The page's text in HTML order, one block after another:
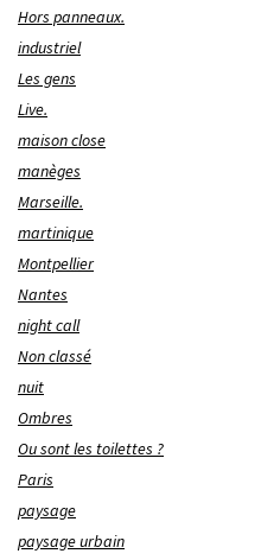
Hors panneaux.
industriel
Les gens
Live.
maison close
manèges
Marseille.
martinique
Montpellier
Nantes
night call
Non classé
nuit
Ombres
Ou sont les toilettes ?
Paris
paysage
paysage urbain